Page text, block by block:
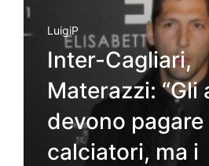
LuigiP
Inter-Cagliari,
Materazzi: “Gli
devono
calciatori, ma i